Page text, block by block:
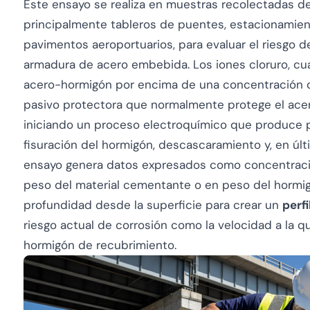
Este ensayo se realiza en muestras recolectadas
principalmente tableros de puentes,
pavimentos aeroportuarios, para evaluar el riesgo
armadura de acero embebida. Los iones cloruro,
acero-hormigón por encima de una concentración
pasivo protectora que normalmente protege el
iniciando un proceso electroquímico que produce
fisuración del hormigón, descascaramiento y, en
ensayo genera datos expresados como
peso del material cementante o en peso del
profundidad desde la superficie para crear un
riesgo actual de corrosión como la velocidad a la
hormigón de recubrimiento.